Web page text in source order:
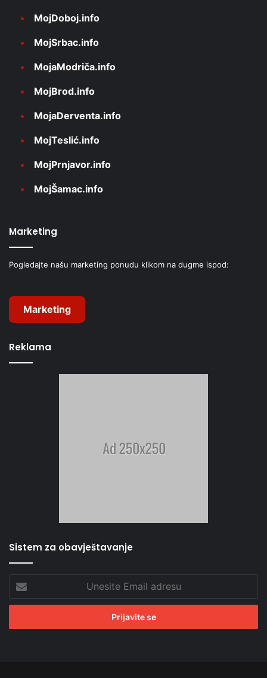
MojDoboj.info
MojSrbac.info
MojaModriča.info
MojBrod.info
MojaDerventa.info
MojTeslić.info
MojPrnjavor.info
MojŠamac.info
Marketing
Pogledajte našu marketing ponudu klikom na dugme ispod:
Marketing
Reklama
Sistem za obavještavanje
Email
adresu